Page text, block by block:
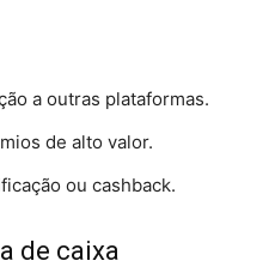
a outras plataformas.
de alto valor.
ou cashback.
de caixa